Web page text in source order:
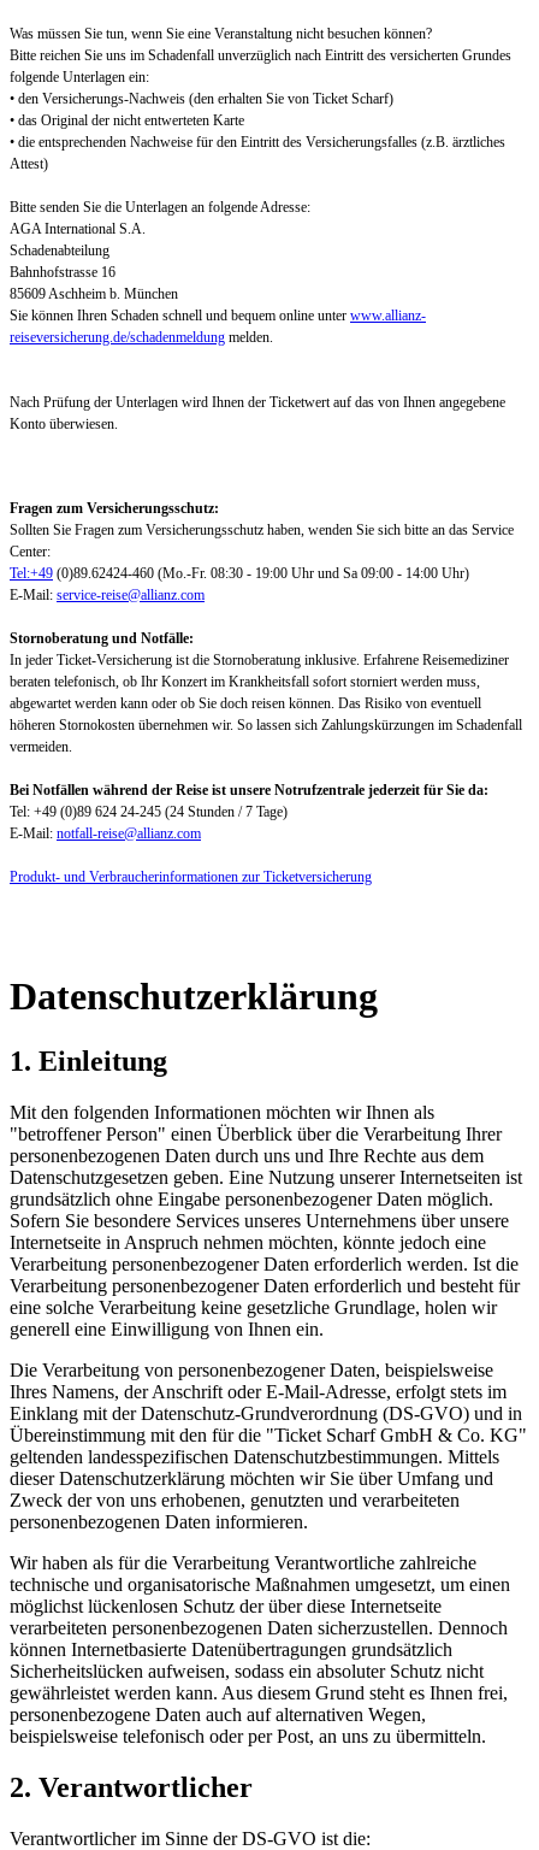
Was müssen Sie tun, wenn Sie eine Veranstaltung nicht besuchen können?
Bitte reichen Sie uns im Schadenfall unverzüglich nach Eintritt des versicherten Grundes
folgende Unterlagen ein:
• den Versicherungs-Nachweis (den erhalten Sie von Ticket Scharf)
• das Original der nicht entwerteten Karte
• die entsprechenden Nachweise für den Eintritt des Versicherungsfalles (z.B. ärztliches
Attest)
Bitte senden Sie die Unterlagen an folgende Adresse:
AGA International S.A.
Schadenabteilung
Bahnhofstrasse 16
85609 Aschheim b. München
Sie können Ihren Schaden schnell und bequem online unter www.allianz-
reiseversicherung.de/schadenmeldung melden.
Nach Prüfung der Unterlagen wird Ihnen der Ticketwert auf das von Ihnen angegebene
Konto überwiesen.
Fragen zum Versicherungsschutz:
Sollten Sie Fragen zum Versicherungsschutz haben, wenden Sie sich bitte an das Service
Center:
Tel:+49 (0)89.62424-460 (Mo.-Fr. 08:30 - 19:00 Uhr und Sa 09:00 - 14:00 Uhr)
E-Mail: service-reise@allianz.com
Stornoberatung und Notfälle:
In jeder Ticket-Versicherung ist die Stornoberatung inklusive. Erfahrene Reisemediziner
beraten telefonisch, ob Ihr Konzert im Krankheitsfall sofort storniert werden muss,
abgewartet werden kann oder ob Sie doch reisen können. Das Risiko von eventuell
höheren Stornokosten übernehmen wir. So lassen sich Zahlungskürzungen im Schadenfall
vermeiden.
Bei Notfällen während der Reise ist unsere Notrufzentrale jederzeit für Sie da:
Tel: +49 (0)89 624 24-245 (24 Stunden / 7 Tage)
E-Mail: notfall-reise@allianz.com
Produkt- und Verbraucherinformationen zur Ticketversicherung
Datenschutzerklärung
1. Einleitung
Mit den folgenden Informationen möchten wir Ihnen als
"betroffener Person" einen Überblick über die Verarbeitung Ihrer
personenbezogenen Daten durch uns und Ihre Rechte aus dem
Datenschutzgesetzen geben. Eine Nutzung unserer Internetseiten ist
grundsätzlich ohne Eingabe personenbezogener Daten möglich.
Sofern Sie besondere Services unseres Unternehmens über unsere
Internetseite in Anspruch nehmen möchten, könnte jedoch eine
Verarbeitung personenbezogener Daten erforderlich werden. Ist die
Verarbeitung personenbezogener Daten erforderlich und besteht für
eine solche Verarbeitung keine gesetzliche Grundlage, holen wir
generell eine Einwilligung von Ihnen ein.
Die Verarbeitung von personenbezogener Daten, beispielsweise
Ihres Namens, der Anschrift oder E-Mail-Adresse, erfolgt stets im
Einklang mit der Datenschutz-Grundverordnung (DS-GVO) und in
Übereinstimmung mit den für die "Ticket Scharf GmbH & Co. KG"
geltenden landesspezifischen Datenschutzbestimmungen. Mittels
dieser Datenschutzerklärung möchten wir Sie über Umfang und
Zweck der von uns erhobenen, genutzten und verarbeiteten
personenbezogenen Daten informieren.
Wir haben als für die Verarbeitung Verantwortliche zahlreiche
technische und organisatorische Maßnahmen umgesetzt, um einen
möglichst lückenlosen Schutz der über diese Internetseite
verarbeiteten personenbezogenen Daten sicherzustellen. Dennoch
können Internetbasierte Datenübertragungen grundsätzlich
Sicherheitslücken aufweisen, sodass ein absoluter Schutz nicht
gewährleistet werden kann. Aus diesem Grund steht es Ihnen frei,
personenbezogene Daten auch auf alternativen Wegen,
beispielsweise telefonisch oder per Post, an uns zu übermitteln.
2. Verantwortlicher
Verantwortlicher im Sinne der DS-GVO ist die: